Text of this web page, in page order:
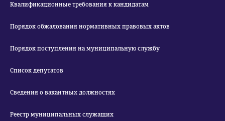
Квалификационные требования к кандидатам
Порядок обжалования нормативных правовых актов
Порядок поступления на муниципальную службу
Список депутатов
Сведения о вакантных должностях
Реестр муниципальных служащих